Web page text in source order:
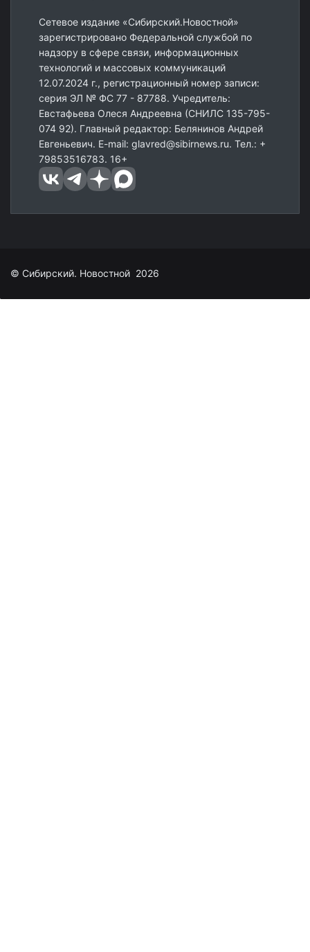
Сетевое издание «Сибирский.Новостной»
зарегистрировано Федеральной службой по
надзору в сфере связи, информационных
технологий и массовых коммуникаций
12.07.2024 г., регистрационный номер записи:
серия ЭЛ № ФС 77 - 87788. Учредитель:
Евстафьева Олеся Андреевна (СНИЛС 135-795-
074 92). Главный редактор: Белянинов Андрей
Евгеньевич. E-mail: glavred@sibirnews.ru. Тел.: +
79853516783. 16+
© Сибирский. Новостной 2026